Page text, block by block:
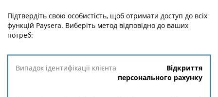
Підтвердіть свою особистість, щоб отримати доступ до всіх
функцій Paysera. Виберіть метод відповідно до ваших
потреб:
Випадок
Відкриття
персонального рахунку